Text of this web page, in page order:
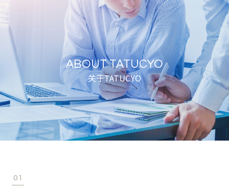
ABOUT TATUCYO
关于TATUCYO
01